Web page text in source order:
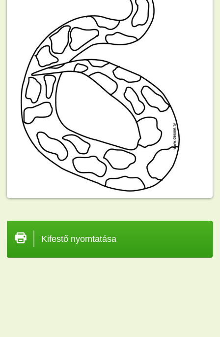
Kifestő nyomtatása